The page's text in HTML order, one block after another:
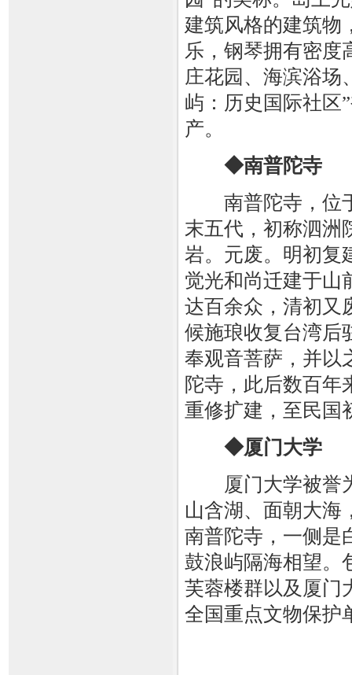
建筑风格的建筑物
乐，钢琴拥有密度
庄花园、海滨浴
屿：历史国际社区
产。
◆南普陀寺
南普陀寺，位于
末五代，初称泗洲
岩。元废。明初复
觉光和尚迁建于山
达百余众，清初又
候施琅收复台湾后
奉观音菩萨，并以
陀寺，此后数百年
重修扩建，至民国
◆厦门大学
厦门大学被誉为
山含湖、面朝大海
南普陀寺，一侧是
鼓浪屿隔海相望。
芙蓉楼群以及厦门
全国重点文物保护